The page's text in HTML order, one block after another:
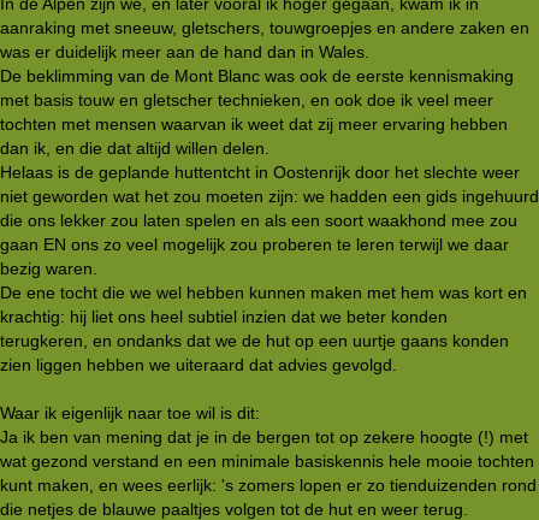
aanraking met sneeuw, gletschers, touwgroepjes en andere zaken en
was er duidelijk meer aan de hand dan in Wales.
De beklimming van de Mont Blanc was ook de eerste kennismaking
met basis touw en gletscher technieken, en ook doe ik veel meer
tochten met mensen waarvan ik weet dat zij meer ervaring hebben
dan ik, en die dat altijd willen delen.
Helaas is de geplande huttentcht in Oostenrijk door het slechte weer
niet geworden wat het zou moeten zijn: we hadden een gids ingehuurd
die ons lekker zou laten spelen en als een soort waakhond mee zou
gaan EN ons zo veel mogelijk zou proberen te leren terwijl we daar
bezig waren.
De ene tocht die we wel hebben kunnen maken met hem was kort en
krachtig: hij liet ons heel subtiel inzien dat we beter konden
terugkeren, en ondanks dat we de hut op een uurtje gaans konden
zien liggen hebben we uiteraard dat advies gevolgd.
Waar ik eigenlijk naar toe wil is dit:
Ja ik ben van mening dat je in de bergen tot op zekere hoogte (!) met
wat gezond verstand en een minimale basiskennis hele mooie tochten
kunt maken, en wees eerlijk: 's zomers lopen er zo tienduizenden rond
die netjes de blauwe paaltjes volgen tot de hut en weer terug.